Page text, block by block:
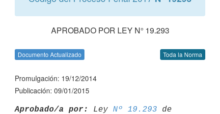
APROBADO POR LEY N° 19.293
Documento Actualizado Toda la Norma
Promulgación: 19/12/2014
Publicación: 09/01/2015
Aprobado/a por: Ley Nº 19.293 de